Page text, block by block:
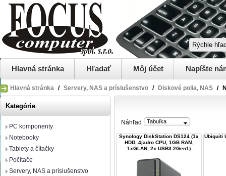
Hlavná stránka Hľadať Môj účet Napíšte
Hlavná stránka / Servery, NAS a príslušenstvo / Diskové polia, NAS /
Kategórie
PC komponenty
Notebooky
Tablety a čítačky
Počítače
Servery, NAS a príslušenstvo
Náhľad Tabuľka
Synology DiskStation DS124 (1x
HDD, 4jadro CPU, 1GB RAM,
1xGLAN, 2x USB3.2Gen1)
Ubiquiti